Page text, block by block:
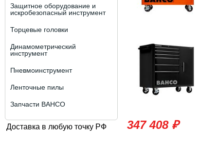
Защитное оборудование и
искробезопасный инструмент
Торцевые головки
Динамометрический
инструмент
Пневмоинструмент
Ленточные пилы
Запчасти BAHCO
Доставка в любую точку РФ 347 408 ₽